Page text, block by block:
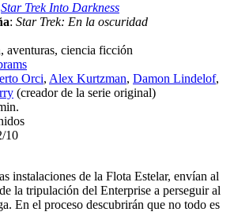
Star Trek Into Darkness
: Star Trek: En la oscuridad
aventuras, ciencia ficción
Orci, Alex Kurtzman, Damon Lindelof,
(creador de la serie original)
10
instalaciones de la Flota Estelar, envían al
la tripulación del Enterprise a perseguir al
En el proceso descubrirán que no todo es